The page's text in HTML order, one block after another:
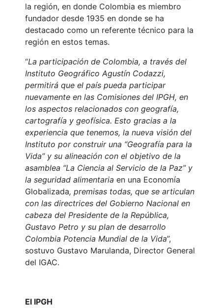
la región, en donde Colombia es miembro
fundador desde 1935 en donde se ha
destacado como un referente técnico para la
región en estos temas.
“La participación de Colombia, a través del
Instituto Geográfico Agustín Codazzi,
permitirá que el país pueda participar
nuevamente en las Comisiones del IPGH, en
los aspectos relacionados con geografía,
cartografía y geofísica. Esto gracias a la
experiencia que tenemos, la nueva visión del
Instituto por construir una “Geografía para la
Vida” y su alineación con el objetivo de la
asamblea “La Ciencia al Servicio de la Paz” y
la seguridad alimentaria en una Economía
Globalizada, premisas todas, que se articulan
con las directrices del Gobierno Nacional en
cabeza del Presidente de la República,
Gustavo Petro y su plan de desarrollo
Colombia Potencia Mundial de la Vida”,
sostuvo Gustavo Marulanda, Director General
del IGAC.
El IPGH